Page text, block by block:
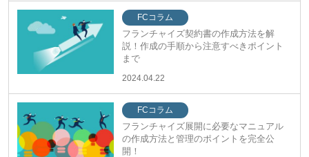
FCコラム
フランチャイズ契約書の作成方法を解
説！作成の手順から注意すべきポイント
まで
2024.04.22
FCコラム
フランチャイズ展開に必要なマニュアル
の作成方法と管理のポイントを完全公
開！